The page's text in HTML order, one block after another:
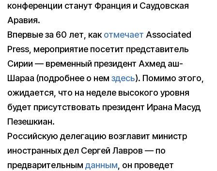
конференции станут Франция и Саудовская
Аравия.
Впервые за 60 лет, какотмечает Associated
Press, мероприятие посетит представитель
Сирии — временный президент Ахмед аш-
Шараа (подробнее о нем здесь). Помимо этого,
ожидается, что на неделе высокого уровня
будет присутствовать президент Ирана Масуд
Пезешкиан.
Российскую делегацию возглавит министр
иностранных дел Сергей Лавров — по
предварительным данным, он проведет